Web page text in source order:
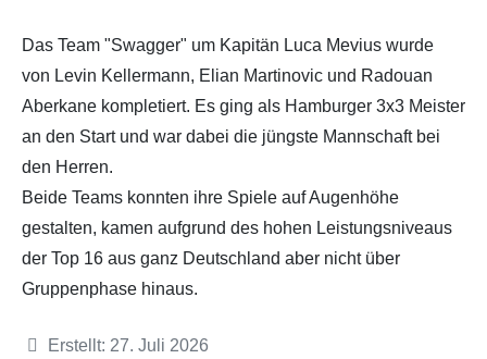
Das Team "Swagger" um Kapitän Luca Mevius wurde
von Levin Kellermann, Elian Martinovic und Radouan
Aberkane kompletiert. Es ging als Hamburger 3x3 Meister
an den Start und war dabei die jüngste Mannschaft bei
den Herren.
Beide Teams konnten ihre Spiele auf Augenhöhe
gestalten, kamen aufgrund des hohen Leistungsniveaus
der Top 16 aus ganz Deutschland aber nicht über
Gruppenphase hinaus.
Details
Erstellt: 27. Juli 2026